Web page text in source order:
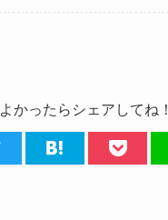
よかったらシェアしてね！